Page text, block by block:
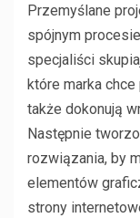
Przemyślane
spójnym
specjaliści
które marka
także dokonują
Następnie
rozwiązania, by
elementów
strony